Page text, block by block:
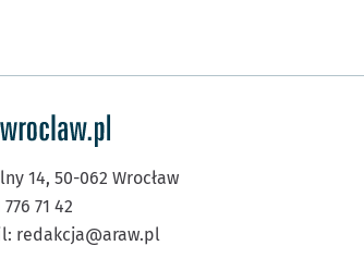
14, 50-062 Wrocław
71 42
redakcja@araw.pl